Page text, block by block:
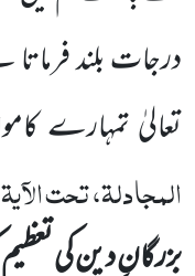
درجات بلند
تعالیٰ تمہارے
المجادلۃ، تحت
بزرگانِ دین کی